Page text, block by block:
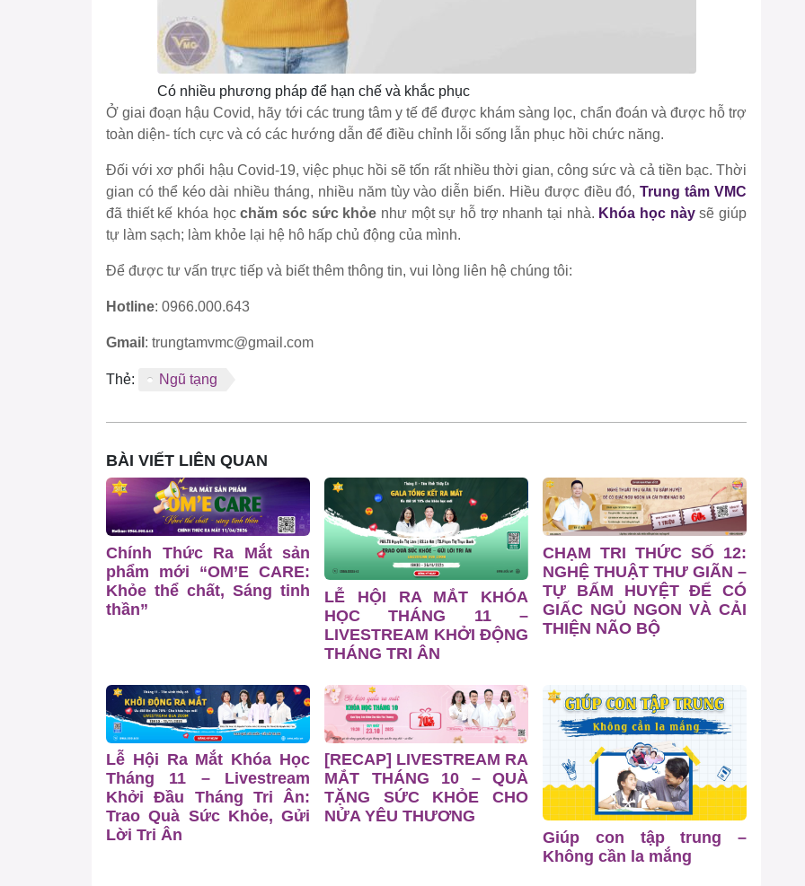
Có nhiều phương pháp để hạn chế và khắc phục
Ở giai đoạn hậu Covid, hãy tới các trung tâm y tế để được khám sàng lọc, chẩn đoán và được hỗ trợ
toàn diện- tích cực và có các hướng dẫn để điều chỉnh lỗi sống lẫn phục hồi chức năng.
Đối với xơ phổi hậu Covid-19, việc phục hồi sẽ tốn rất nhiều thời gian, công sức và cả tiền bạc. Thời
gian có thể kéo dài nhiều tháng, nhiều năm tùy vào diễn biến. Hiều được điều đó,Trung tâm VMC
đã thiết kế khóa họcchăm sóc sức khỏe như một sự hỗ trợ nhanh tại nhà. Khóa học nàysẽ giúp
tự làm sạch; làm khỏe lại hệ hô hấp chủ động của mình.
Để được tư vấn trực tiếp và biết thêm thông tin, vui lòng liên hệ chúng tôi:
Hotline: 0966.000.643
Gmail : trungtamvmc@gmail.com
Thẻ: Ngũ tạng
BÀI VIẾT LIÊN QUAN
Chính Thức Ra Mắt sản
phẩm mới “OM’E CARE:
Khỏe thể chất, Sáng tinh
thần”
LỄ HỘI RA MẮT KHÓA
HỌC THÁNG 11 –
LIVESTREAM KHỞI ĐỘNG
THÁNG TRI ÂN
CHẠM TRI THỨC SỐ 12:
NGHỆ THUẬT THƯ GIÃN –
TỰ BẤM HUYỆT ĐỂ CÓ
GIẤC NGỦ NGON VÀ CẢI
THIỆN NÃO BỘ
Lễ Hội Ra Mắt Khóa Học
Tháng 11 – Livestream
Khởi Đầu Tháng Tri Ân:
Trao Quà Sức Khỏe, Gửi
Lời Tri Ân
[RECAP] LIVESTREAM RA
MẮT THÁNG 10 – QUÀ
TẶNG SỨC KHỎE CHO
NỬA YÊU THƯƠNG
Giúp con tập trung –
Không cần la mắng